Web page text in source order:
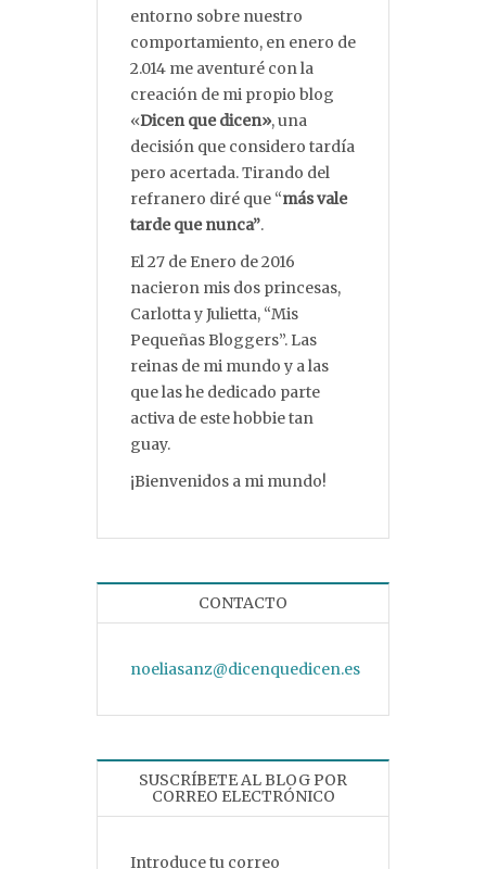
entorno sobre nuestro
comportamiento, en enero de
2.014 me aventuré con la
creación de mi propio blog
«Dicen que dicen», una
decisión que considero tardía
pero acertada. Tirando del
refranero diré que “más vale
tarde que nunca”.
El 27 de Enero de 2016
nacieron mis dos princesas,
Carlotta y Julietta, “Mis
Pequeñas Bloggers”. Las
reinas de mi mundo y a las
que las he dedicado parte
activa de este hobbie tan
guay.
¡Bienvenidos a mi mundo!
CONTACTO
noeliasanz@dicenquedicen.es
SUSCRÍBETE AL BLOG POR
CORREO ELECTRÓNICO
Introduce tu correo